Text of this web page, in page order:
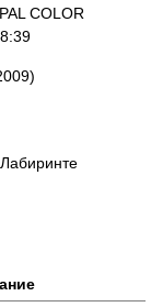
COLOR